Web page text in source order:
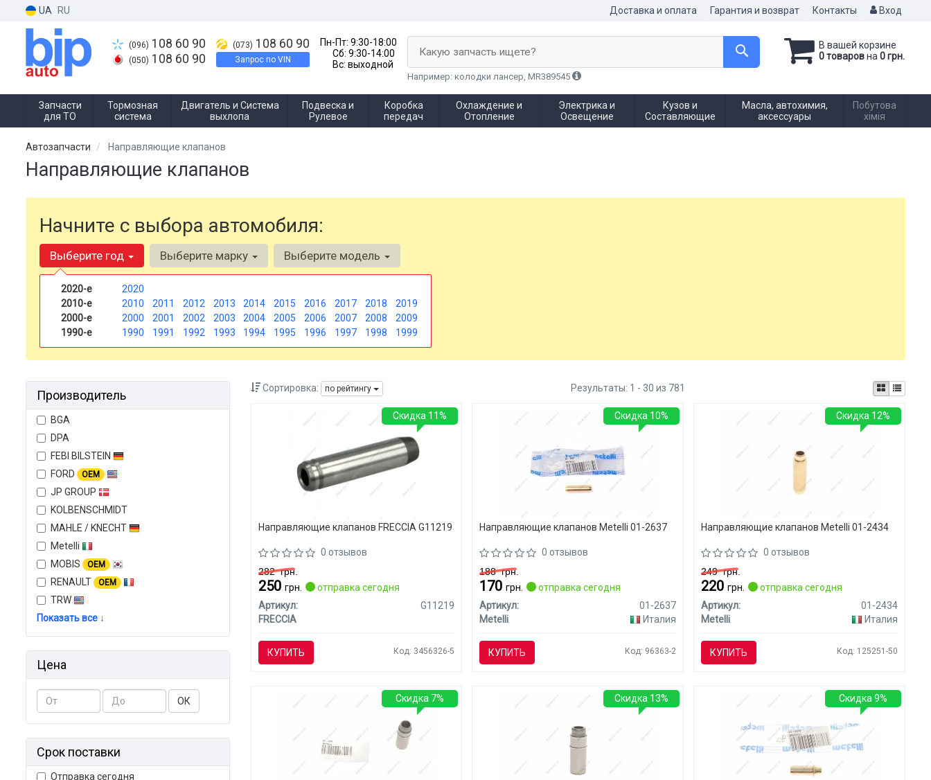
UA RU Доставка и оплата Гарантия и возврат Контакты Вход
(096) 108 60 90
(050) 108 60 90
(073) 108 60 90
Запрос по VIN
Пн-Пт: 9:30-18:00
Сб: 9:30-14:00
Вс: выходной
В вашей корзине
0 товаровна 0 грн.
Какую запчасть ищете?
Например: колодки лансер, MR389545
Запчасти
для ТО
Тормозная
система
Двигатель и Система
выхлопа
Подвеска и
Рулевое
Коробка
передач
Охлаждение и
Отопление
Электрика и
Освещение
Кузов и
Составляющие
Масла, автохимия,
аксессуары
Побутова
хімія
Автозапчасти Направляющие клапанов
Направляющие клапанов
Начните с выбора автомобиля:
Выберите год
2020-е
2020
2010-е
2010 2011 2012 2013 2014 2015 2016 2017 2018
2019
2000-е
2000 2001 2002 2003 2004 2005 2006 2007 2008
2009
1990-е
1990 1991 1992 1993 1994 1995 1996 1997 1998 1999
Выберите марку Выберите модель
Производитель
BGA
DPA
FEBI BILSTEIN
FORD
OEM
JP GROUP
KOLBENSCHMIDT
MAHLE / KNECHT
Metelli
MOBIS
OEM
RENAULT OEM
TRW
Показать все ↓
Цена
ОК
Срок поставки
Отправка сегодня
Сортировка: по рейтингу Результаты: 1 - 30 из 781
Направляющие клапанов FRECCIA G11219
0 отзывов
282грн.
250 грн.
отправка сегодня
Артикул:
G11219
FRECCIA
КУПИТЬ Код: 3456326-5
Скидка 11%
Направляющие клапанов Metelli 01-2637
0 отзывов
188грн.
170грн.
отправка сегодня
Артикул:
01-2637
Metelli
Италия
КУПИТЬ Код: 96363-2
Скидка 10%
Направляющие клапанов Metelli 01-2434
0 отзывов
249грн.
220грн.
отправка сегодня
Артикул:
01-2434
Metelli
Италия
КУПИТЬ Код: 125251-50
Скидка 12%
Скидка 7% Скидка 13% Скидка 9%